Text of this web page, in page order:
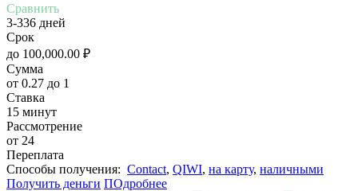
Сравнить
3-336 дней
Срок
до 100,000.00 ₽
Сумма
от 0.27 до 1
Ставка
15 минут
Рассмотрение
от 24
Переплата
Cпособы получения: Contact, QIWI, на карту, наличными
Получить деньги ПОдробнее